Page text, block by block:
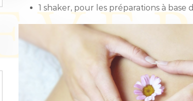
1 shaker, pour les préparations à base